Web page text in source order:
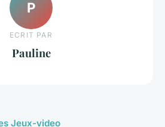
P
ECRIT PAR
Pauline
Jeux-video